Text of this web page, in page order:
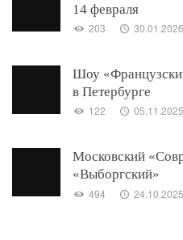
14 февраля
203 30.01.2026
Шоу
в Петербурге
122 05.11.2025
Московский
«Выборгский»
494 24.10.2025